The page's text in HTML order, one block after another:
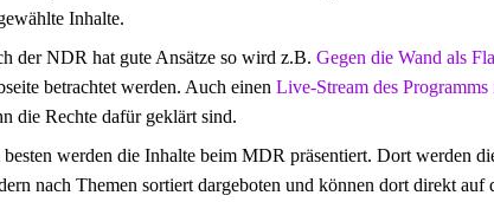
Inhalte.
der NDR hat gute Ansätze so wird z.B. Gegen die Wand als
betrachtet werden. Auch einen Live-Stream des
die Rechte dafür geklärt sind.
werden die Inhalte beim MDR präsentiert. Dort werden
nach Themen sortiert dargeboten und können dort direkt auf